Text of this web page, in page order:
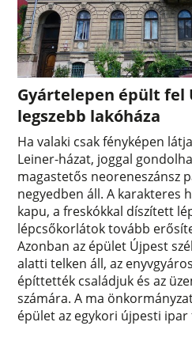
Gyártelepen épült fel
legszebb lakóháza
Ha valaki csak fényképen
Leiner-házat, joggal
magastetős neoreneszánsz
negyedben áll. A karakteres
kapu, a freskókkal díszített
lépcsőkorlátok tovább
Azonban az épület Újpest
alatti telken áll, az
építtették családjuk és az
számára. A ma
épület az egykori újpesti